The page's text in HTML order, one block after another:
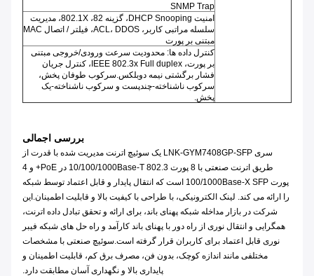
SNMP Trap
امنیت DHCP Snooping، گزینه 82، 802.1X، مدیریت
سلسله مراتبی کاربر، ACL، DDOS، فیلتر / اتصال MAC
مبتنی بر پورت
کنترل داده ها: محدودیت سرعت ورودی/خروجی مبتنی
بر پورت، IEEE 802.3x Full duplex، کنترل جریان
فشار برگشتی نیمه دوبلکس.سرکوب طوفان پخش،
سرکوب ناشناخته-چندپست و سرکوب ناشناخته-یک
پخش.
بررسی اجمالی
سری LNK-GYM7408GP-SFP یک سوئیچ اترنت مدیریت شده با قدرت از
طریق اترنت صنعتی با 8 پورت 10/100/1000Base-T 802.3 در PoE+ و 4
پورت 100/1000Base-X SFP است که انتقال پایدار و قابل اعتماد توسط شبکه
را ارائه می کند. لینک الکترونیکی، با طراحی با کیفیت بالا و قابلیت اطمینان.این
شرکت در بازار مداخله شبکه پهنای باند، برای ارائه و تحقق تبادل داده اترنت،
همگرایی و انتقال نوری از راه دور با پهنای باند کارآمد و راه حل های شبکه فیبر
نوری قابل اعتماد برای کاربران قرار گرفته است.سوئیچ صنعتی با مشخصات
مختلفی مانند اندازه کوچک، بدون فن، مصرف برق کم، قابلیت اطمینان و
پایداری بالا و نگهداری آسان مطابقت دارد.